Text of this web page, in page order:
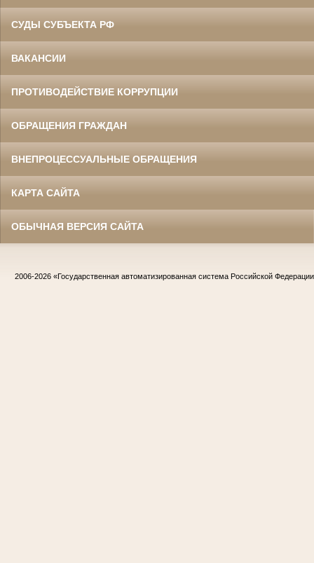
СУДЫ СУБЪЕКТА РФ
ВАКАНСИИ
ПРОТИВОДЕЙСТВИЕ КОРРУПЦИИ
ОБРАЩЕНИЯ ГРАЖДАН
ВНЕПРОЦЕССУАЛЬНЫЕ ОБРАЩЕНИЯ
КАРТА САЙТА
ОБЫЧНАЯ ВЕРСИЯ САЙТА
2006-2026 «Государственная автоматизированная система Российской